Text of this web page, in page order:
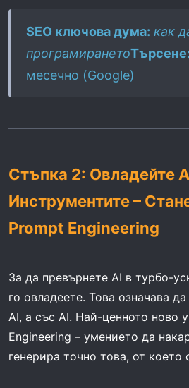
SEO ключова дума: как
програмиранетоТърсене:
месечно (Google)
Стъпка 2: Овладейте
Инструментите –
Prompt Engineering
За да превърнете AI в турбо-
го овладеете. Това означава
AI, а със AI. Най-ценното ново
Engineering – умението да
генерира точно това, от което